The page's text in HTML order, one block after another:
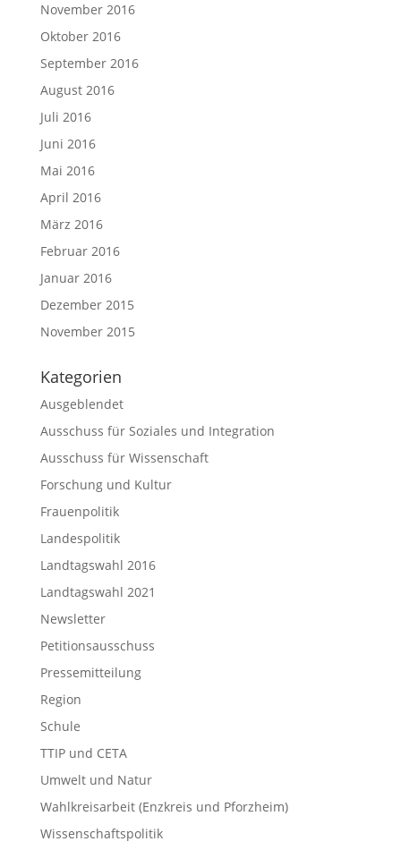
November 2016
Oktober 2016
September 2016
August 2016
Juli 2016
Juni 2016
Mai 2016
April 2016
März 2016
Februar 2016
Januar 2016
Dezember 2015
November 2015
Kategorien
Ausgeblendet
Ausschuss für Soziales und Integration
Ausschuss für Wissenschaft
Forschung und Kultur
Frauenpolitik
Landespolitik
Landtagswahl 2016
Landtagswahl 2021
Newsletter
Petitionsausschuss
Pressemitteilung
Region
Schule
TTIP und CETA
Umwelt und Natur
Wahlkreisarbeit (Enzkreis und Pforzheim)
Wissenschaftspolitik